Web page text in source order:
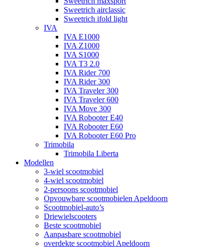
Sweetrich airclassic
Sweetrich ifold light
IVA
IVA E1000
IVA Z1000
IVA S1000
IVA T3 2.0
IVA Rider 700
IVA Rider 300
IVA Traveler 300
IVA Traveler 600
IVA Move 300
IVA Robooter E40
IVA Robooter E60
IVA Robooter E60 Pro
Trimobila
Trimobila Liberta
Modellen
3-wiel scootmobiel
4-wiel scootmobiel
2-persoons scootmobiel
Opvouwbare scootmobielen Apeldoorn
Scootmobiel-auto’s
Driewielscooters
Beste scootmobiel
Aanpasbare scootmobiel
overdekte scootmobiel Apeldoorn